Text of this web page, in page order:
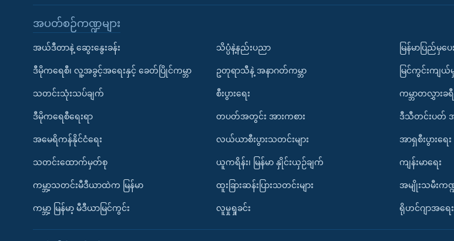
အပတ်စဉ်ကဏ္ဍများ
အယ်ဒီတာနဲ့ ဆွေးနွေးခန်း
ဒီမိုကရေစီ၊ လူ့အခွင့်အရေးနှင့် ခေတ်ပြိုင်ကမ္ဘာ
သတင်းသုံးသပ်ချက်
ဒီမိုကရေစီရေးရာ
အမေရိကန်နိုင်ငံရေး
သတင်းထောက်မှတ်စု
ကမ္ဘာ့သတင်းမီဒီယာထဲက မြန်မာ
ကမ္ဘာ့ မြန်မာ့ မီဒီယာမြင်ကွင်း
သိပ္ပံနဲ့နည်းပညာ
ဥတုရာသီနဲ့ အနာဂတ်ကမ္ဘာ
စီးပွားရေး
တပတ်အတွင်း အားကစား
လယ်ယာစီးပွားသတင်းများ
ယူကရိန်း၊ မြန်မာ နှိုင်းယှဉ်ချက်
ထူးခြားဆန်းပြားသတင်းများ
လူမှုရှုခင်း
မြန်မာပြည်မှပေ
မြင်ကွင်းကျယ်
ကမ္ဘာတလွှားခရီ
ဒီသီတင်းပတ် အ
အာရှစီးပွားရေး
ကျန်းမာရေး
အမျိုးသမီးကဏ္
ရိုဟင်ဂျာအရေ